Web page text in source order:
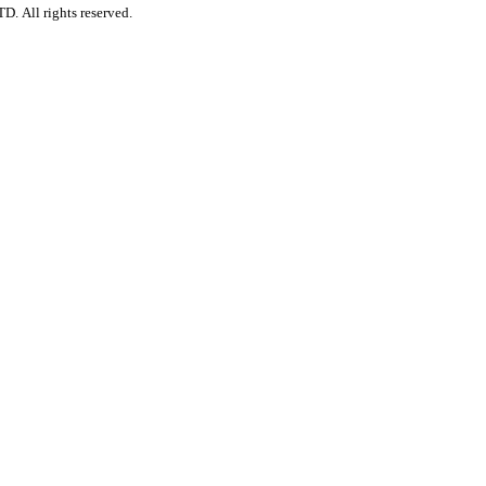
All rights reserved.